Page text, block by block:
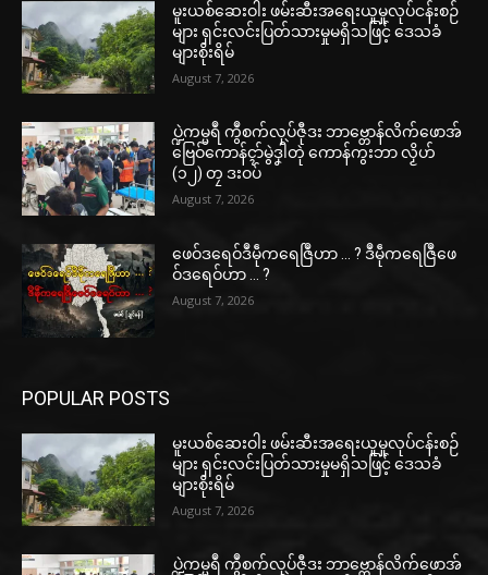
မူးယစ်ဆေးဝါး ဖမ်းဆီးအရေးယူမှုလုပ်ငန်းစဉ်
များ ရှင်းလင်းပြတ်သားမှုမရှိသဖြင့် ဒေသခံ
များစိုးရိမ်
August 7, 2026
ပ္ဍဲကမ္မရဳ ကွဳစက်လုပ်ဇီုဒး ဘာဗ္တောန်လိက်ဖောအ်
ဗြေဝ်ကောန်ၚာ်မွဲဒၞါဲတုဲ ကောန်ကွးဘာ လၟိဟ်
(၁၂) တၠ ဒးဝပ်
August 7, 2026
ဖေဝ်ဒရေဝ်ဒဳမဵုကရေဇြဳဟာ … ? ဒဳမဵုကရေဇြဳဖေ
ဝ်ဒရေဝ်ဟာ … ?
August 7, 2026
POPULAR POSTS
မူးယစ်ဆေးဝါး ဖမ်းဆီးအရေးယူမှုလုပ်ငန်းစဉ်
များ ရှင်းလင်းပြတ်သားမှုမရှိသဖြင့် ဒေသခံ
များစိုးရိမ်
August 7, 2026
ပ္ဍဲကမ္မရဳ ကွဳစက်လုပ်ဇီုဒး ဘာဗ္တောန်လိက်ဖောအ်